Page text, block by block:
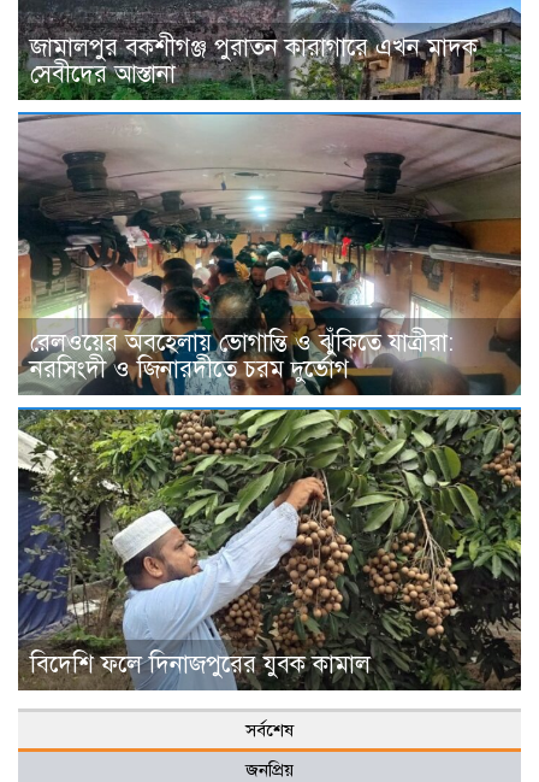
জামালপুর বকশীগঞ্জ পুরাতন কারাগারে এখন মাদক
সেবীদের আস্তানা
রেলওয়ের অবহেলায় ভোগান্তি ও ঝুঁকিতে যাত্রীরা:
নরসিংদী ও জিনারদীতে চরম দুর্ভোগ
বিদেশি ফলে দিনাজপুরের যুবক কামাল
সর্বশেষ
জনপ্রিয়